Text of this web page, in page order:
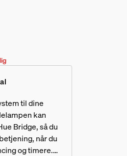
til dine
kan
Bridge, så du
når du
og timere.